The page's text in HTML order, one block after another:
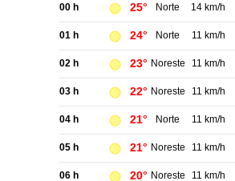
00 h 25° Norte 14 km/h
01 h 24° Norte 11 km/h
02 h 23° Noreste 11 km/h
03 h 22° Noreste 11 km/h
04 h 21° Norte 11 km/h
05 h 21° Noreste 11 km/h
06 h 20° Noreste 11 km/h